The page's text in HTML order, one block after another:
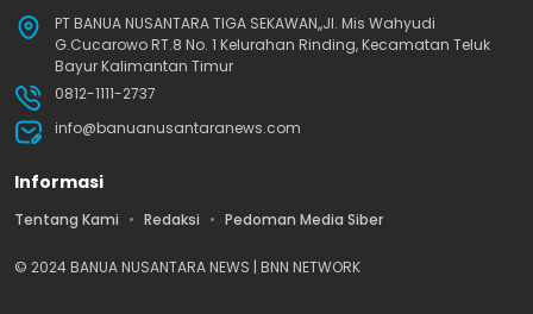
PT BANUA NUSANTARA TIGA SEKAWAN,,Jl. Mis Wahyudi
G.Cucarowo RT.8 No. 1 Kelurahan Rinding, Kecamatan Teluk
Bayur Kalimantan Timur
0812-1111-2737
info@banuanusantaranews.com
Informasi
Tentang Kami Redaksi Pedoman Media Siber
© 2024 BANUA NUSANTARA NEWS | BNN NETWORK